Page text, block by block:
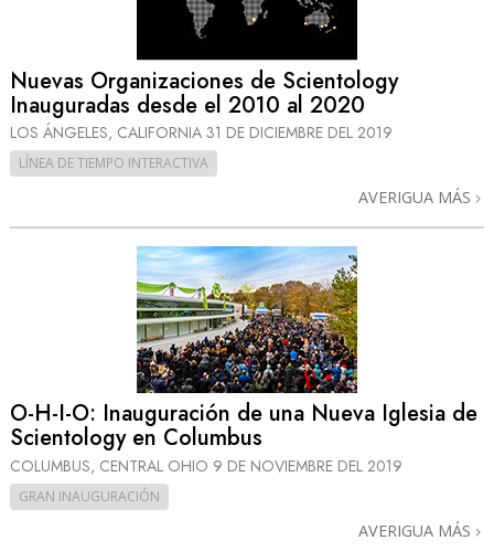
Nuevas Organizaciones de Scientology
Inauguradas desde el 2010 al 2020
LOS ÁNGELES, CALIFORNIA 31 DE DICIEMBRE DEL 2019
LÍNEA DE TIEMPO INTERACTIVA
AVERIGUA MÁS
O-H-I-O: Inauguración de una Nueva Iglesia de
Scientology en Columbus
COLUMBUS, CENTRAL OHIO 9 DE NOVIEMBRE DEL 2019
GRAN INAUGURACIÓN
AVERIGUA MÁS